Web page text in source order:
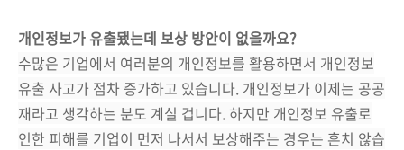
개인정보가 유출됐는데 보상 방안이 없을까요?
수많은 기업에서 여러분의 개인정보를 활용하면서 개인정보
유출 사고가 점차 증가하고 있습니다. 개인정보가 이제는 공공
재라고 생각하는 분도 계실 겁니다. 하지만 개인정보 유출로
인한 피해를 기업이 먼저 나서서 보상해주는 경우는 흔치 않습